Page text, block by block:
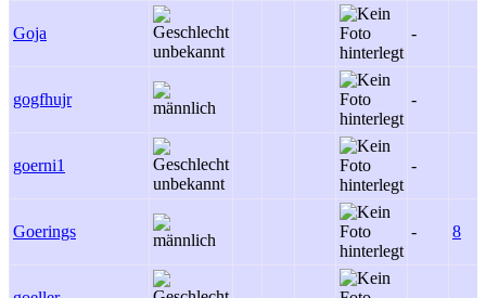
Goja -
gogfhujr -
goerni1 -
Goerings - 8